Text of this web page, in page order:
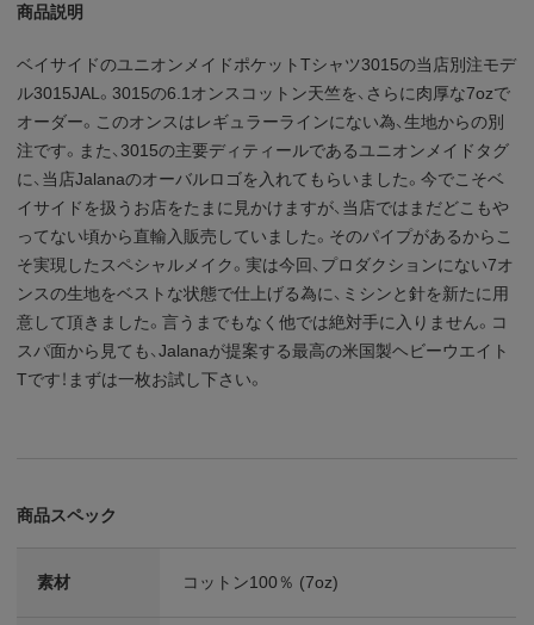
商品説明
ベイサイドのユニオンメイドポケットTシャツ3015の当店別注モデ
ル3015JAL。3015の6.1オンスコットン天竺を、さらに肉厚な7ozで
オーダー。このオンスはレギュラーラインにない為、生地からの別
注です。また、3015の主要ディティールであるユニオンメイドタグ
に、当店Jalanaのオーバルロゴを入れてもらいました。今でこそベ
イサイドを扱うお店をたまに見かけますが、当店ではまだどこもや
ってない頃から直輸入販売していました。そのパイプがあるからこ
そ実現したスペシャルメイク。実は今回、プロダクションにない7オ
ンスの生地をベストな状態で仕上げる為に、ミシンと針を新たに用
意して頂きました。言うまでもなく他では絶対手に入りません。コ
スパ面から見ても、Jalanaが提案する最高の米国製ヘビーウエイト
Tです！まずは一枚お試し下さい。
商品スペック
素材 コットン100％ (7oz)